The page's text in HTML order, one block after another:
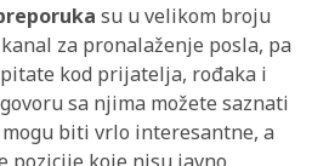
su u velikom broju
za pronalaženje posla, pa
kod prijatelja, rođaka i
sa njima možete saznati
biti vrlo interesantne, a